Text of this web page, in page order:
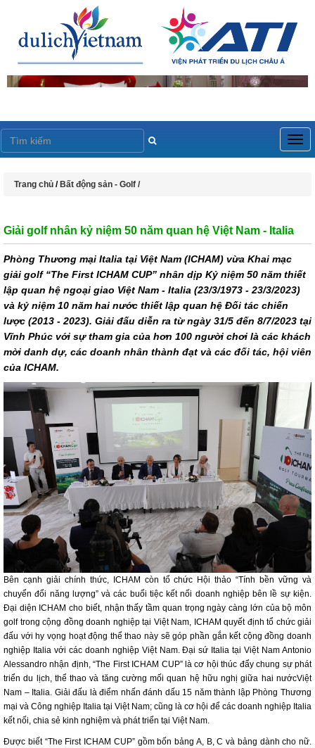
Trang chủ / Bất động sản - Golf /
Giải golf nhân kỷ niệm 50 năm quan hệ Việt Nam - Italia
Phòng Thương mại Italia tại Việt Nam (ICHAM) vừa Khai mạc
giải golf “The First ICHAM CUP” nhân dịp Kỷ niệm 50 năm thiết
lập quan hệ ngoại giao Việt Nam - Italia (23/3/1973 - 23/3/2023)
và kỷ niệm 10 năm hai nước thiết lập quan hệ Đối tác chiến
lược (2013 - 2023). Giải đấu diễn ra từ ngày 31/5 đến 8/7/2023 tại
Vĩnh Phúc với sự tham gia của hơn 100 người chơi là các khách
mời danh dự, các doanh nhân thành đạt và các đối tác, hội viên
của ICHAM.
Bên cạnh giải chính thức, ICHAM còn tổ chức Hội thảo “Tính bền vững và
chuyển đổi năng lượng” và các buổi tiệc kết nối doanh nghiệp bên lề sự kiện.
Đại diện ICHAM cho biết, nhận thấy tầm quan trọng ngày càng lớn của bộ môn
golf trong cộng đồng doanh nghiệp tại Việt Nam, ICHAM quyết định tổ chức giải
đấu với hy vọng hoạt động thể thao này sẽ góp phần gắn kết cộng đồng doanh
nghiệp Italia với các doanh nghiệp Việt Nam. Đại sứ Italia tại Việt Nam Antonio
Alessandro nhận định, “The First ICHAM CUP” là cơ hội thúc đẩy chung sự phát
triển du lịch, thể thao và tăng cường mối quan hệ hữu nghị giữa hai nướcViệt
Nam – Italia. Giải đấu là điểm nhấn đánh dấu 15 năm thành lập Phòng Thương
mại và Công nghiệp Italia tại Việt Nam; cũng là cơ hội để các doanh nghiệp Italia
kết nối, chia sẻ kinh nghiệm và phát triển tại Việt Nam.
Được biết “The First ICHAM CUP” gồm bốn bảng A, B, C và bảng dành cho nữ.